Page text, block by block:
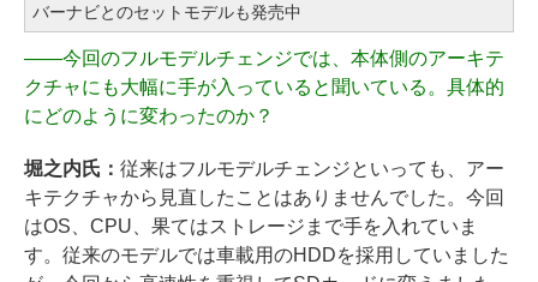
バーナビとのセットモデルも発売中
――今回のフルモデルチェンジでは、本体側のアーキテ
クチャにも大幅に手が入っていると聞いている。具体的
にどのように変わったのか？
堀之内氏： 従来はフルモデルチェンジといっても、アー
キテクチャから見直したことはありませんでした。今回
はOS、CPU、果てはストレージまで手を入れていま
す。従来のモデルでは車載用のHDDを採用していました